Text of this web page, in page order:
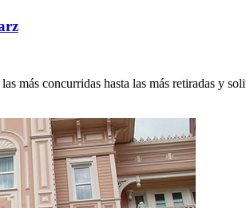
más concurridas hasta las más retiradas y